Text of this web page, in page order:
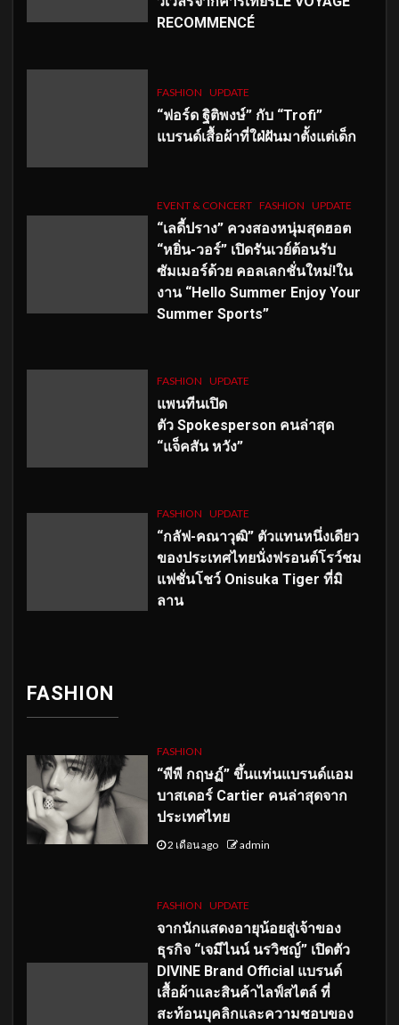
RECOMMENCÉ
FASHION UPDATE
“ฟอร์ด ฐิติพงษ์” กับ “Trofi”
แบรนด์เสื้อผ้าที่ใฝ่ฝันมาตั้งแต่เด็ก
EVENT & CONCERT FASHION UPDATE
“เลดี้ปราง” ควงสองหนุ่มสุดฮอต
“หยิ่น-วอร์” เปิดรันเวย์ต้อนรับ
ซัมเมอร์ด้วย คอลเลกชั่นใหม่!ใน
งาน “Hello Summer Enjoy Your
Summer Sports”
FASHION UPDATE
แพนทีนเปิด
ตัว Spokesperson คนล่าสุด
“แจ็คสัน หวัง”
FASHION UPDATE
“กลัฟ-คณาวุฒิ” ตัวแทนหนึ่งเดียว
ของประเทศไทยนั่งฟรอนต์โรว์ชม
แฟชั่นโชว์ Onisuka Tiger ที่มิ
ลาน
FASHION
FASHION
“พีพี กฤษฏ์” ขึ้นแท่นแบรนด์แอม
บาสเดอร์ Cartier คนล่าสุดจาก
ประเทศไทย
2 เดือน ago admin
FASHION UPDATE
จากนักแสดงอายุน้อยสู่เจ้าของ
ธุรกิจ “เจมีไนน์ นรวิชญ์” เปิดตัว
DIVINE Brand Official แบรนด์
เสื้อผ้าและสินค้าไลฟ์สไตล์ ที่
สะท้อนบุคลิกและความชอบของ